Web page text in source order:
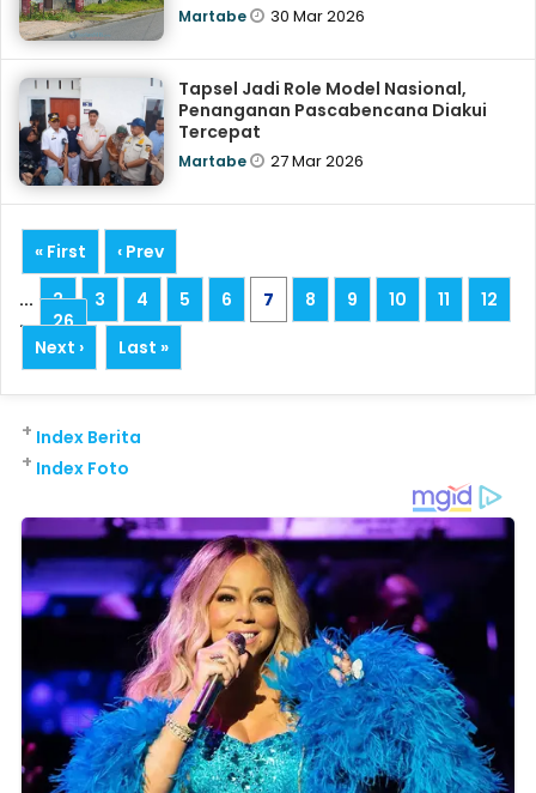
Martabe 30 Mar 2026
Tapsel Jadi Role Model Nasional,
Penanganan Pascabencana Diakui
Tercepat
Martabe 27 Mar 2026
« First
‹ Prev
...
2 3 4 5 6 7 8 9 10 11
12
...
26
Next ›
Last »
Index Berita
+
Index Foto
+